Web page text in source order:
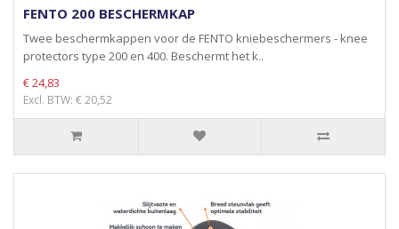
FENTO 200 BESCHERMKAP
Twee beschermkappen voor de FENTO kniebeschermers - knee
protectors type 200 en 400. Beschermt het k..
€ 24,83
Excl. BTW: € 20,52